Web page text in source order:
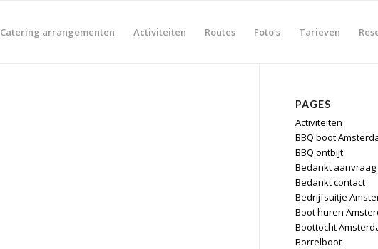
Catering arrangementen Activiteiten Routes Foto’s Tarieven
PAGES
Activiteiten
BBQ boot
BBQ ontbijt
Bedankt aanvraag
Bedankt contact
Bedrijfsuitje
Boot huren
Boottocht
Borrelboot